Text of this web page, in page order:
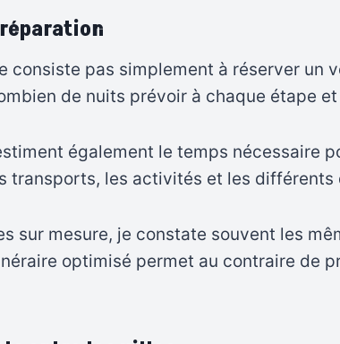
consiste pas simplement à réserver
de nuits prévoir à chaque étape
également le temps nécessaire
transports, les activités et les
sur mesure, je constate souvent les
optimisé permet au contraire de